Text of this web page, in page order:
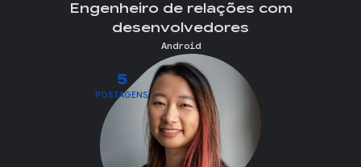
5
POSTAGENS
Engenheiro de relações com
desenvolvedores
Android